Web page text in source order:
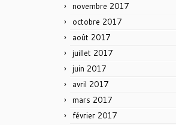
novembre 2017
octobre 2017
août 2017
juillet 2017
juin 2017
avril 2017
mars 2017
février 2017